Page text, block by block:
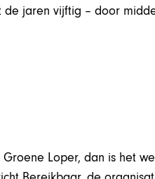
jaren vijftig – door
Loper, dan is het